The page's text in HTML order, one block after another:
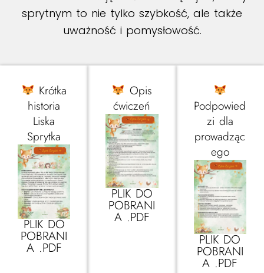
sprytnym to nie tylko szybkość, ale także
uważność i pomysłowość.
Krótka
historia
Liska
Sprytka
PLIK DO
POBRANI
A .PDF
Opis
ćwiczeń
PLIK DO
POBRANI
A .PDF
Podpowied
zi dla
prowadząc
ego
PLIK DO
POBRANI
A .PDF